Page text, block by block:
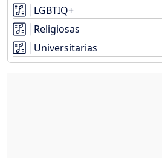
LGBTIQ+
Religiosas
Universitarias